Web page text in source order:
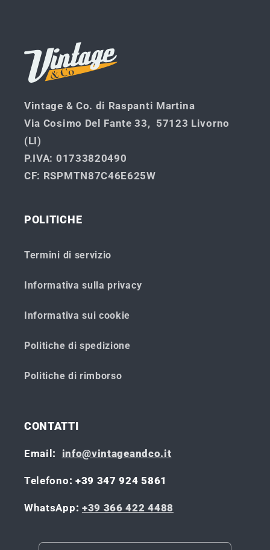
Vintage & Co. di Raspanti Martina
Via Cosimo Del Fante 33, 57123 Livorno
(LI)
P.IVA: 01733820490
CF: RSPMTN87C46E625W
POLITICHE
Termini di servizio
Informativa sulla privacy
Informativa sui cookie
Politiche di spedizione
Politiche di rimborso
CONTATTI
Email: info@vintageandco.it
Telefono: +39 347 924 5861
WhatsApp: +39 366 422 4488